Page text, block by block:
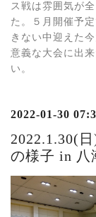
ス戦は雰囲気が
た。５月開催予
きない中迎えた
意義な大会に出
い。
2022-01-30
2022.1.30(
の様子 in 八